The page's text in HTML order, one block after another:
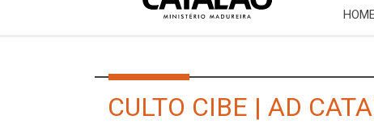
CULTO CIBE | AD